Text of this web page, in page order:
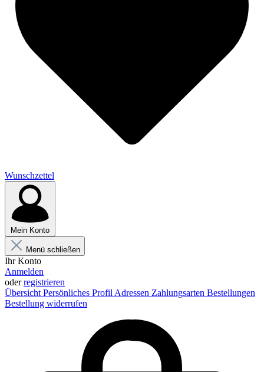
Wunschzettel
Mein Konto
Menü schließen
Ihr Konto
Anmelden
oderregistrieren
Übersicht Persönliches Profil Adressen Zahlungsarten Bestellungen
Bestellung widerrufen